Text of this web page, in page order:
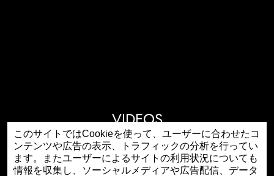
このサイトではCookieを使って、ユーザーに合わせたコ
ンテンツや広告の表示、トラフィックの分析を行ってい
ます。またユーザーによるサイトの利用状況についても
情報を収集し、ソーシャルメディアや広告配信、データ
VIDEOS